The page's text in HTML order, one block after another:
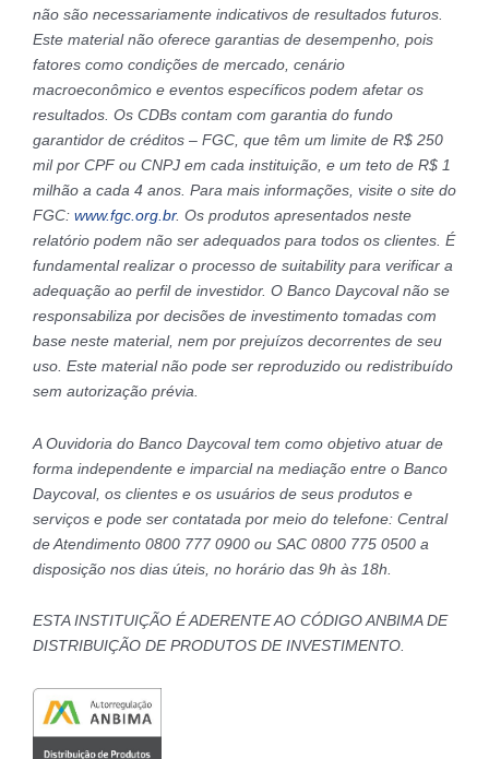
não são necessariamente indicativos de resultados futuros.
Este material não oferece garantias de desempenho, pois
fatores como condições de mercado, cenário
macroeconômico e eventos específicos podem afetar os
resultados. Os CDBs contam com garantia do fundo
garantidor de créditos – FGC, que têm um limite de R$ 250
mil por CPF ou CNPJ em cada instituição, e um teto de R$ 1
milhão a cada 4 anos. Para mais informações, visite o site do
FGC: www.fgc.org.br. Os produtos apresentados neste
relatório podem não ser adequados para todos os clientes. É
fundamental realizar o processo de suitability para verificar a
adequação ao perfil de investidor. O Banco Daycoval não se
responsabiliza por decisões de investimento tomadas com
base neste material, nem por prejuízos decorrentes de seu
uso. Este material não pode ser reproduzido ou redistribuído
sem autorização prévia.
A Ouvidoria do Banco Daycoval tem como objetivo atuar de
forma independente e imparcial na mediação entre o Banco
Daycoval, os clientes e os usuários de seus produtos e
serviços e pode ser contatada por meio do telefone: Central
de Atendimento 0800 777 0900 ou SAC 0800 775 0500 a
disposição nos dias úteis, no horário das 9h às 18h.
ESTA INSTITUIÇÃO É ADERENTE AO CÓDIGO ANBIMA DE
DISTRIBUIÇÃO DE PRODUTOS DE INVESTIMENTO.